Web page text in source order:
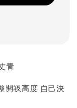
青
開衩高度 自己決